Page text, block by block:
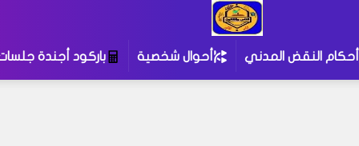
أحكام النقض المدني أحوال شخصية باركود أجندة